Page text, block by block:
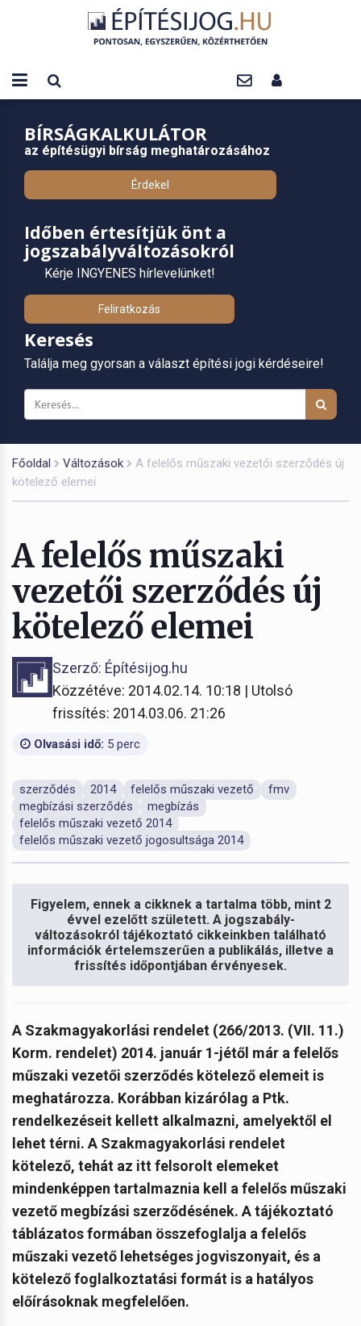
BÍRSÁGKALKULÁTOR
az építésügyi bírság meghatározásához
Érdekel
Időben értesítjük önt a
jogszabályváltozásokról
Kérje INGYENES hírlevelünket!
Feliratkozás
Keresés
Találja meg gyorsan a választ építési jogi kérdéseire!
Főoldal Változások
A felelős műszaki vezetői szerződés új
kötelező elemei
A felelős műszaki
vezetői szerződés új
kötelező elemei
Szerző: Építésijog.hu
Közzétéve: 2014.02.14. 10:18 | Utolsó
frissítés: 2014.03.06. 21:26
Olvasási idő: 5 perc
szerződés 2014 felelős műszaki vezető
fmv
megbízási szerződés
megbízás
felelős műszaki vezető 2014
felelős műszaki vezető jogosultsága 2014
Figyelem, ennek a cikknek a tartalma több, mint 2
évvel ezelőtt született. A jogszabály-
változásokról tájékoztató cikkeinkben található
információk értelemszerűen a publikálás, illetve a
frissítés időpontjában érvényesek.
A Szakmagyakorlási rendelet (266/2013. (VII. 11.)
Korm. rendelet) 2014. január 1-jétől már a felelős
műszaki vezetői szerződés kötelező elemeit is
meghatározza. Korábban kizárólag a Ptk.
rendelkezéseit kellett alkalmazni, amelyektől el
lehet térni. A Szakmagyakorlási rendelet
kötelező, tehát az itt felsorolt elemeket
mindenképpen tartalmaznia kell a felelős műszaki
vezető megbízási szerződésének. A tájékoztató
táblázatos formában összefoglalja a felelős
műszaki vezető lehetséges jogviszonyait, és a
kötelező foglalkoztatási formát is a hatályos
előírásoknak megfelelően.